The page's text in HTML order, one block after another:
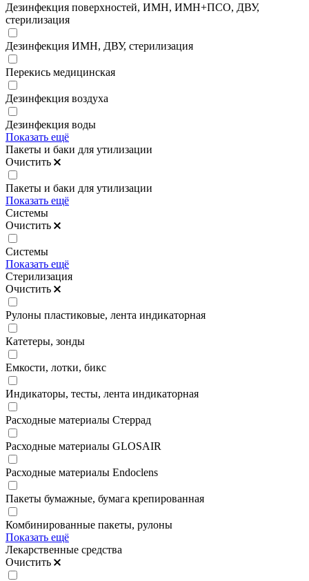
Дезинфекция поверхностей, ИМН, ИМН+ПСО, ДВУ,
стерилизация
Дезинфекция ИМН, ДВУ, стерилизация
Перекись медицинская
Дезинфекция воздуха
Дезинфекция воды
Показать ещё
Пакеты и баки для утилизации
Очистить
Пакеты и баки для утилизации
Показать ещё
Системы
Очистить
Системы
Показать ещё
Стерилизация
Очистить
Рулоны пластиковые, лента индикаторная
Катетеры, зонды
Емкости, лотки, бикс
Индикаторы, тесты, лента индикаторная
Расходные материалы Стеррад
Расходные материалы GLOSAIR
Расходные материалы Endoclens
Пакеты бумажные, бумага крепированная
Комбинированные пакеты, рулоны
Показать ещё
Лекарственные средства
Очистить